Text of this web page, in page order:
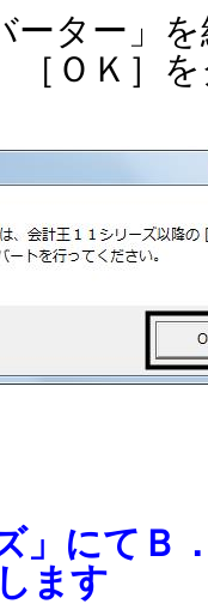
ーター」
［ＯＫ］
」にてＢ
ます